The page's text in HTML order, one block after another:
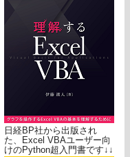
日経BP社から出版され
た、Excel VBAユーザー向
けのPython超入門書です↓↓